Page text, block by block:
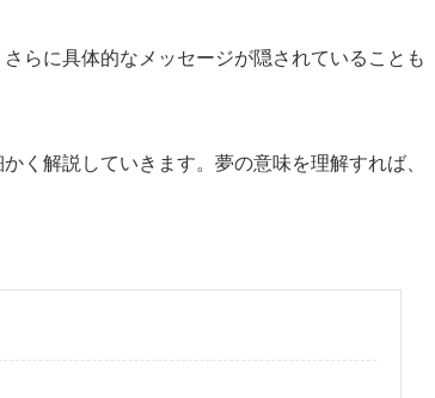
らに具体的なメッセージが隠されていることも
く解説していきます。夢の意味を理解すれば、